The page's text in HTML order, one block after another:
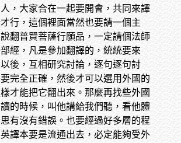
，大家合在一起要開會，共同來譯
行，這個裡面當然也要請一個主
翻普賢菩薩行願品，一定請個法師
經，凡是參加翻譯的，統統要來
後，互相研究討論，逐句逐句討
完全正確，然後才可以選用外國的
才能把它翻出來。那麼再找些外國
的時候，叫他講給我們聽，看他體
有沒有錯誤。也要經過好多層的程
譯本要是流通出去，必定能夠受外